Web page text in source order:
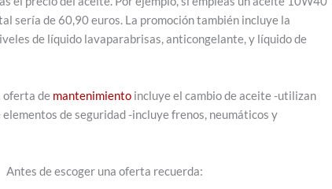
sería de 60,90 euros. La promoción también incluye la
de líquido lavaparabrisas, anticongelante, y líquido de
oferta de mantenimiento incluye el cambio de aceite -utilizan
de seguridad -incluye frenos, neumáticos y
Antes de escoger una oferta recuerda: